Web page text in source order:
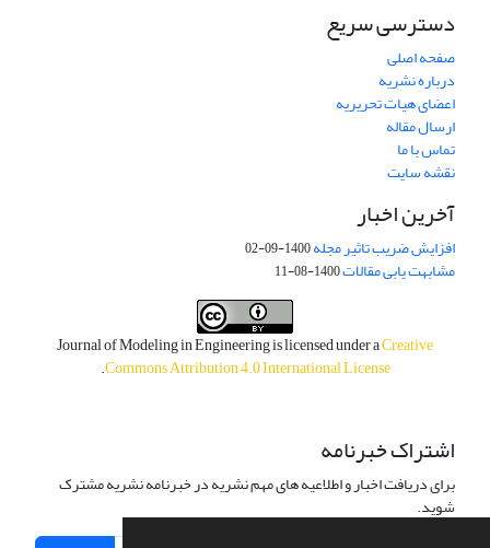
دسترسی سریع
صفحه اصلی
درباره نشریه
اعضای هیات تحریریه
ارسال مقاله
تماس با ما
نقشه سایت
آخرین اخبار
افزایش ضریب تاثیر مجله1400-09-02
مشابهت یابی مقالات1400-08-11
Journal of Modeling in Engineering is licensed under aCreative
Commons Attribution 4.0 International License
.
اشتراک خبرنامه
برای دریافت اخبار و اطلاعیه های مهم نشریه در خبرنامه نشریه مشترک
شوید.